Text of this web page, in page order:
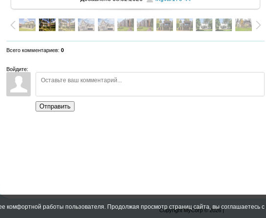
Всего комментариев: 0
Войдите:
Отправить
Copyright MyCorp © 2026|
комфортной работы пользователя. Продолжая просмотр страниц сайта, вы соглашаетесь с